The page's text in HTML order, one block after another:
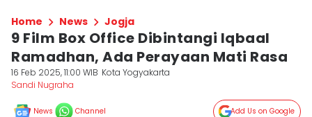
Home News Jogja
9 Film Box Office Dibintangi Iqbaal
Ramadhan, Ada Perayaan Mati Rasa
16 Feb 2025, 11:00 WIB Kota Yogyakarta
Sandi Nugraha
News Channel Add Us on Google